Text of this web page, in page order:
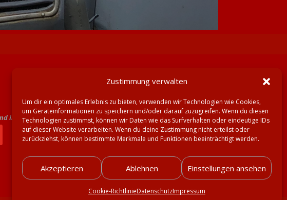
Zustimmung verwalten
Um dir ein optimales Erlebnis zu bieten, verwenden wir Technologien wie Cookies,
um Geräteinformationen zu speichern und/oder darauf zuzugreifen. Wenn du diesen
Technologien zustimmst, können wir Daten wie das Surfverhalten oder eindeutige IDs
auf dieser Website verarbeiten. Wenn du deine Zustimmung nicht erteilst oder
zurückziehst, können bestimmte Merkmale und Funktionen beeinträchtigt werden.
Akzeptieren Ablehnen Einstellungen ansehen
Cookie-RichtlinieDatenschutzImpressum
in den sozialen Medien: